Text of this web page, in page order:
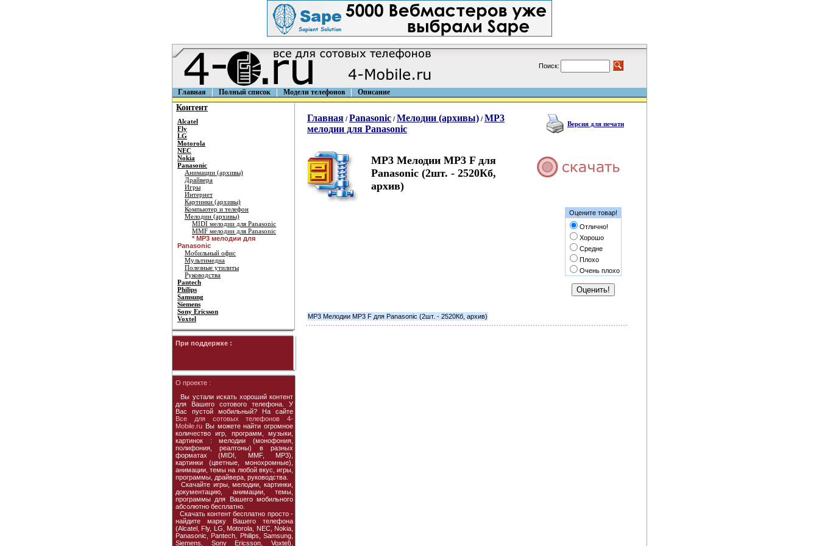
Поиск:
Главная Полный список Модели телефонов Описание
Контент
Alcatel
Fly
LG
Motorola
NEC
Nokia
Panasonic
Анимации (архивы)
Драйвера
Игры
Интернет
Картинки (архивы)
Компьютер и телефон
Мелодии (архивы)
MIDI мелодии для Panasonic
MMF мелодии для Panasonic
* MP3 мелодии для
Panasonic
Мобильный офис
Мультимедиа
Полезные утилиты
Руководства
Pantech
Philips
Samsung
Siemens
Sony Ericsson
Voxtel
При поддержке :
О проекте :
Вы устали искать хороший контент
для Вашего сотового телефона. У
Вас пустой мобильный? На сайте
Все для сотовых телефонов 4-
Mobile.ru Вы можете найти огромное
количество игр, программ, музыки,
картинок : мелодии (монофония,
полифония, реалтоны) в разных
форматах (MIDI, MMF, MP3),
картинки (цветные, монохромные),
анимации, темы на любой вкус, игры,
программы, драйвера, руководства.
Скачайте игры, мелодии, картинки,
документацию, анимации, темы,
программы для Вашего мобильного
абсолютно бесплатно.
Скачать контент бесплатно просто -
найдите марку Вашего телефона
(Alcatel, Fly, LG, Motorola, NEC, Nokia,
Panasonic, Pantech, Philips, Samsung,
Siemens, Sony Ericsson, Voxtel),
Главная / Panasonic / Мелодии (архивы) / MP3
мелодии для Panasonic
Версия для печати
MP3 Мелодии MP3 F для
Panasonic (2шт. - 2520Кб,
архив)
Оцените товар!
Отлично!
Хорошо
Средне
Плохо
Очень плохо
MP3 Мелодии MP3 F для Panasonic (2шт. - 2520Кб, архив)